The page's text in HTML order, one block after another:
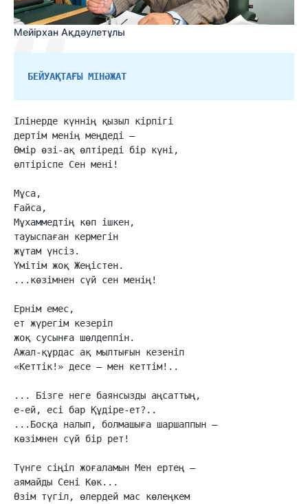
Мейірхан Ақдәулетұлы
БЕЙУАҚТАҒЫ МІНӘЖАТ
Ілінерде күннің қызыл кірпігі
дертім менің меңдеді –
Өмір өзі-ақ өлтіреді бір күні,
өлтіріспе Сен мені!
Мұса,
Ғайса,
Мұхаммедтің көп ішкен,
тауыспаған кермегін
жұтам үнсіз.
Үмітім жоқ Жеңістен.
...көзімнен сүй сен менің!
Ернім емес,
ет жүрегім кезеріп
жоқ сусынға шөлдеппін.
Ажал-құрдас ақ мылтығын кезеніп
«Кеттік!» десе – мен кеттім!..
... Бізге неге баянсызды аңсаттың,
е-ей, есі бар Құдіре-ет?..
...Босқа налып, болмашыға шаршаппын –
көзімнен сүй бір рет!
Түнге сіңіп жоғаламын Мен ертең –
аямайды Сені Көк...
Өзім түгіл, өлердей мас көлеңкем